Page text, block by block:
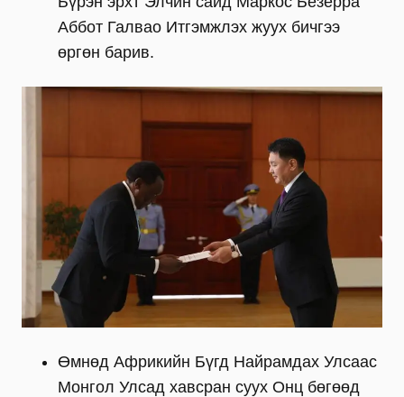
Аббот Галвао Итгэмжлэх жуух бичгээ
өргөн барив.
Өмнөд Африкийн Бүгд Найрамдах Улсаас
Монгол Улсад хавсран суух Онц бөгөөд